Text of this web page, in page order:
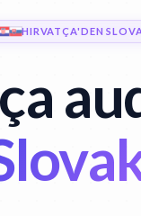
HIRVATÇA'DEN